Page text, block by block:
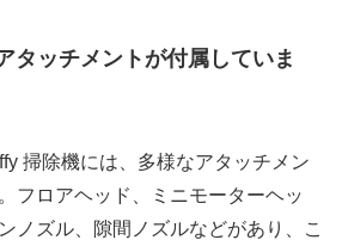
タッチメントが付属していま
掃除機には、多様なアタッチメン
フロアヘッド、ミニモーターヘッ
ノズル、隙間ノズルなどがあり、こ